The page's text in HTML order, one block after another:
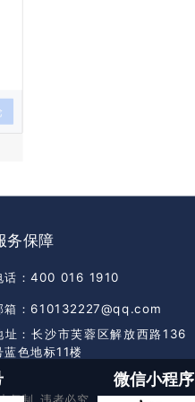
务保障
话：400 016 1910
箱：610132227@qq.com
址：长沙市芙蓉区解放西路136
蓝色地标11楼
制 违者必究
微信小程序